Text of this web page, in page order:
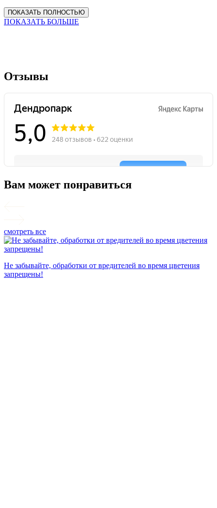
ПОКАЗАТЬ ПОЛНОСТЬЮ
ПОКАЗАТЬ БОЛЬШЕ
Отзывы
Вам может понравиться
смотреть все
Не забывайте, обработки от вредителей во время цветения
запрещены!